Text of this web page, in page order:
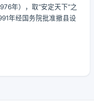
年），取“安定天下”之
年经国务院批准撤县设